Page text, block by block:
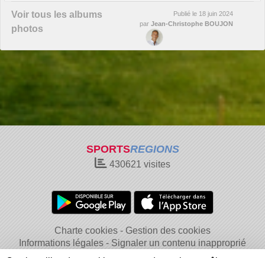
Voir tous les albums
photos
Publié le 18 juin 2024
par Jean-Christophe BOUJON
SPORTSREGIONS
430621 visites
Charte cookies
Gestion des cookies
Informations légales
Signaler un contenu inapproprié